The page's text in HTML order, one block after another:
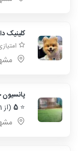
کلینیک
پانسیون
⭐
5 (از 1 رای)